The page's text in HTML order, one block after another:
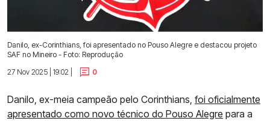
Danilo, ex-Corinthians, foi apresentado no Pouso Alegre e destacou projeto
SAF no Mineiro - Foto: Reprodução
27 Nov 2025 | 19:02 |
0
Danilo, ex-meia campeão pelo Corinthians, foi oficialmente
apresentado como novo técnico do Pouso Alegre para a